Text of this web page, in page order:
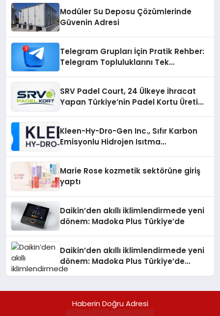
Modüler Su Deposu Çözümlerinde
Güvenin Adresi
Telegram Grupları İçin Pratik Rehber:
Telegram Topluluklarını Tek
SRV Padel Court, 24 Ülkeye İhracat
Yapan Türkiye’nin Padel Kortu Üretim
Kleen-Hy-Dro-Gen Inc., Sıfır Karbon
Emisyonlu Hidrojen Isıtma
Marie Rose kozmetik sektörüne giriş
yaptı
Daikin’den akıllı iklimlendirmede yeni
dönem: Madoka Plus Türkiye’de
Daikin’den akıllı iklimlendirmede yeni
dönem: Madoka Plus Türkiye’de
Daikin’in kullanıcı dostu tasarımıyla
teknolojilerle donatılmış son modeli
VRV kontrol ünitesi Madoka Plus
Haberin Doğru Adresi